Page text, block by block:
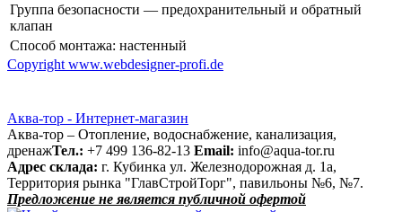
Группа безопасности — предохранительный и обратный
клапан
Способ монтажа: настенный
Copyright www.webdesigner-profi.de
Аква-тор - Интернет-магазин
Аква-тор – Отопление, водоснабжение, канализация,
дренажТел.: +7 499 136-82-13 Email: info@aqua-tor.ru
Адрес склада: г. Кубинка ул. Железнодорожная д. 1а,
Территория рынка "ГлавСтройТорг", павильоны №6, №7.
Предложение не является публичной офертой